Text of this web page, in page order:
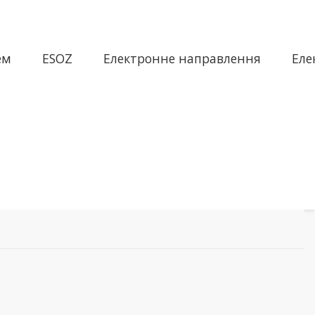
ESOZ Електронне направлення